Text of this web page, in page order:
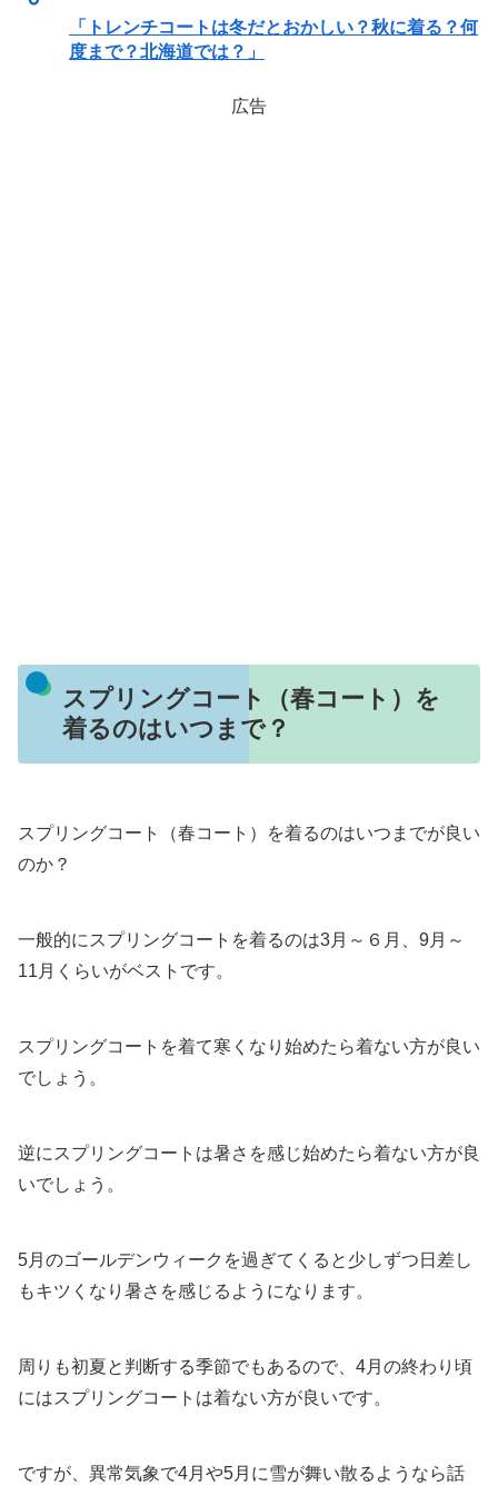
「トレンチコートは冬だとおかしい？秋に着る？何
度まで？北海道では？」
広告
スプリングコート（春コート）を
着るのはいつまで？
スプリングコート（春コート）を着るのはいつまでが良い
のか？
一般的にスプリングコートを着るのは3月～６月、9月～
11月くらいがベストです。
スプリングコートを着て寒くなり始めたら着ない方が良い
でしょう。
逆にスプリングコートは暑さを感じ始めたら着ない方が良
いでしょう。
5月のゴールデンウィークを過ぎてくると少しずつ日差し
もキツくなり暑さを感じるようになります。
周りも初夏と判断する季節でもあるので、4月の終わり頃
にはスプリングコートは着ない方が良いです。
ですが、異常気象で4月や5月に雪が舞い散るようなら話